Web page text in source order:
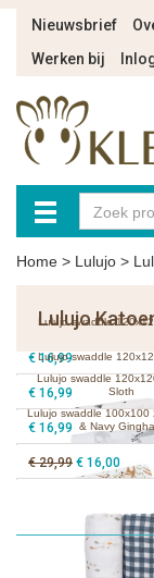
Nieuwsbrief
Werken bij
Home > Lulujo >
Lulujo
Lulujo swaddle
€ 16,99
Lulujo swaddle
€ 16,99
Lulujo swaddle
Sloth
€ 16,99
Lulujo swaddle 100x100
& Navy
€ 29,99 € 16,00